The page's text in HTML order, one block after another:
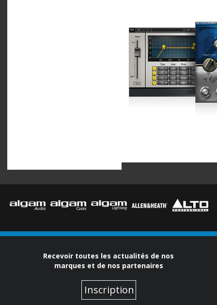
Recevoir toutes les actualités de nos
marques et de nos partenaires
Inscription